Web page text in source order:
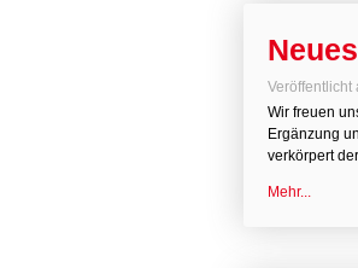
Veröffentlicht
Wir freuen
Ergänzung
verkörpert
Mehr...